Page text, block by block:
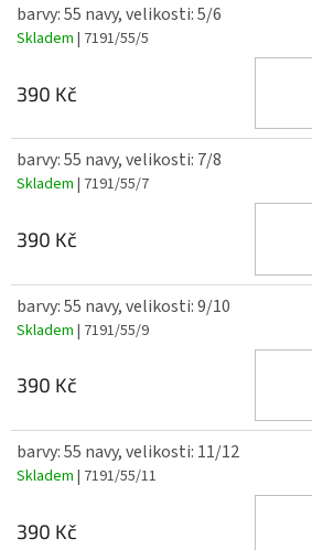
barvy: 55 navy, velikosti: 5/6
Skladem | 7191/55/5
390 Kč
barvy: 55 navy, velikosti: 7/8
Skladem | 7191/55/7
390 Kč
barvy: 55 navy, velikosti: 9/10
Skladem | 7191/55/9
390 Kč
barvy: 55 navy, velikosti: 11/12
Skladem | 7191/55/11
390 Kč